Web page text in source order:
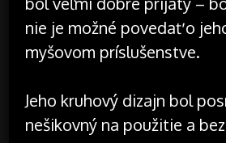
nie je možné povedať o
myšovom príslušenstve.
Jeho kruhový dizajn bol
nešikovný na použitie a